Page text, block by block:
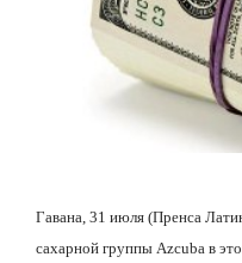
Гавана, 31 июля (Пренса
сахарной группы Azcuba в